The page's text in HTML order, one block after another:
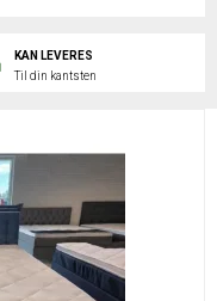
KAN LEVERES
Til din kantsten